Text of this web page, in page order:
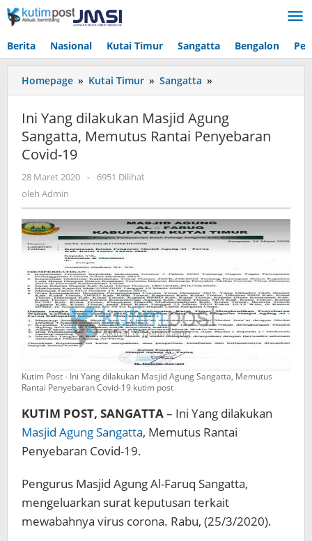
Lewati
ke
Berita Nasional Kutai Timur Sangatta Bengalon
Homepage » Kutai Timur » Sangatta »
Yang
Masjid
Agung
Covid-
19
Ini Yang dilakukan Masjid Agung
Sangatta, Memutus Rantai Penyebaran
Covid-19
28 Maret 2020 oleh
-
6951 Dilihat
oleh Admin
Kutim Post - Ini Yang dilakukan Masjid Agung Sangatta, Memutus
Rantai Penyebaran Covid-19 kutim post
KUTIM POST, SANGATTA– Ini Yang dilakukan
Masjid Agung Sangatta, Memutus Rantai
Penyebaran Covid-19.
Pengurus Masjid Agung Al-Faruq Sangatta,
mengeluarkan surat keputusan terkait
mewabahnya virus corona. Rabu, (25/3/2020).